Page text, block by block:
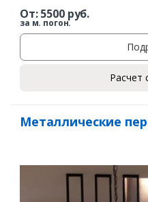
От:5500руб.
за м. погон.
Расчет
Металлические